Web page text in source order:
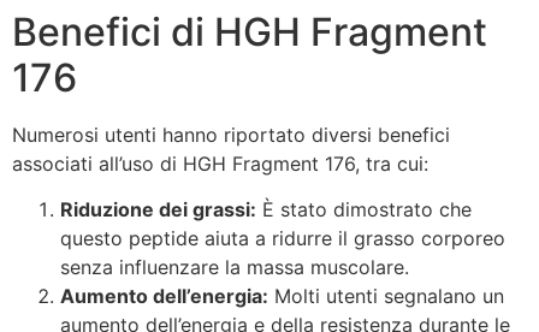
Benefici di HGH Fragment
176
Numerosi utenti hanno riportato diversi benefici
associati all’uso di HGH Fragment 176, tra cui:
Riduzione dei grassi: È stato dimostrato che
questo peptide aiuta a ridurre il grasso corporeo
senza influenzare la massa muscolare.
Aumento dell’energia: Molti utenti segnalano un
aumento dell’energia e della resistenza durante le